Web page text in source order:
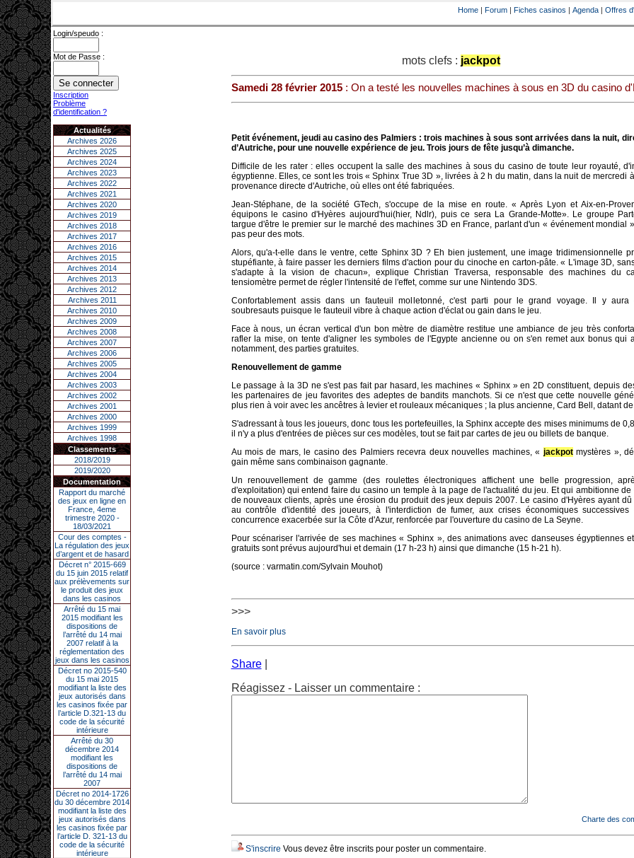
Home | Forum | Fiches casinos | Agenda | Offres
Login/speudo :
Mot de Passe :
Inscription
Problème
d'identification ?
Actualités
Archives 2026
Archives 2025
Archives 2024
Archives 2023
Archives 2022
Archives 2021
Archives 2020
Archives 2019
Archives 2018
Archives 2017
Archives 2016
Archives 2015
Archives 2014
Archives 2013
Archives 2012
Archives 2011
Archives 2010
Archives 2009
Archives 2008
Archives 2007
Archives 2006
Archives 2005
Archives 2004
Archives 2003
Archives 2002
Archives 2001
Archives 2000
Archives 1999
Archives 1998
Classements
2018/2019
2019/2020
Documentation
Rapport du marché
des jeux en ligne en
France, 4eme
trimestre 2020 -
18/03/2021
Cour des comptes -
La régulation des jeux
d’argent et de hasard
Décret n° 2015-669
du 15 juin 2015 relatif
aux prélèvements sur
le produit des jeux
dans les casinos
Arrêté du 15 mai
2015 modifiant les
dispositions de
l’arrêté du 14 mai
2007 relatif à la
réglementation des
jeux dans les casinos
Décret no 2015-540
du 15 mai 2015
modifiant la liste des
jeux autorisés dans
les casinos fixée par
l’article D.321-13 du
code de la sécurité
intérieure
Arrêté du 30
décembre 2014
modifiant les
dispositions de
l’arrêté du 14 mai
2007
Décret no 2014-1726
du 30 décembre 2014
modifiant la liste des
jeux autorisés dans
les casinos fixée par
l’article D. 321-13 du
code de la sécurité
intérieure
mots clefs : jackpot
Samedi 28 février 2015: On a testé les nouvelles machines à sous en 3D du casino
Petit événement, jeudi au casino des Palmiers : trois machines à sous sont arrivées dans la nuit,
d’Autriche, pour une nouvelle expérience de jeu. Trois jours de fête jusqu’à dimanche.
Difficile de les rater : elles occupent la salle des machines à sous du casino de toute leur royauté,
égyptienne. Elles, ce sont les trois « Sphinx True 3D », livrées à 2 h du matin, dans la nuit de mercredi
provenance directe d'Autriche, où elles ont été fabriquées.
Jean-Stéphane, de la société GTech, s'occupe de la mise en route. « Après Lyon et Aix-en-
équipons le casino d'Hyères aujourd'hui(hier, Ndlr), puis ce sera La Grande-Motte». Le groupe
targue d'être le premier sur le marché des machines 3D en France, parlant d'un « événement mondial
pas peur des mots.
Alors, qu'a-t-elle dans le ventre, cette Sphinx 3D ? Eh bien justement, une image tridimensionnelle
stupéfiante, à faire passer les derniers films d'action pour du cinoche en carton-pâte. « L'image 3D,
s'adapte à la vision de chacun», explique Christian Traversa, responsable des machines du
tensiomètre permet de régler l'intensité de l'effet, comme sur une Nintendo 3DS.
Confortablement assis dans un fauteuil molletonné, c'est parti pour le grand voyage. Il y aura
soubresauts puisque le fauteuil vibre à chaque action d'éclat ou gain dans le jeu.
Face à nous, un écran vertical d'un bon mètre de diamètre restitue une ambiance de jeu très
rafler la mise, on tente d'aligner les symboles de l'Egypte ancienne ou on s'en remet aux bonus qui
notamment, des parties gratuites.
Renouvellement de gamme
Le passage à la 3D ne s'est pas fait par hasard, les machines « Sphinx » en 2D constituent, depuis
les partenaires de jeu favorites des adeptes de bandits manchots. Si ce n'est que cette nouvelle
plus rien à voir avec les ancêtres à levier et rouleaux mécaniques ; la plus ancienne, Card Bell, datant
S'adressant à tous les joueurs, donc tous les portefeuilles, la Sphinx accepte des mises minimums de
il n'y a plus d'entrées de pièces sur ces modèles, tout se fait par cartes de jeu ou billets de banque.
Au mois de mars, le casino des Palmiers recevra deux nouvelles machines, « jackpotmystères »,
gain même sans combinaison gagnante.
Un renouvellement de gamme (des roulettes électroniques affichent une belle progression,
d'exploitation) qui entend faire du casino un temple à la page de l'actualité du jeu. Et qui ambitionne de
de nouveaux clients, après une érosion du produit des jeux depuis 2007. Le casino d'Hyères ayant dû
au contrôle d'identité des joueurs, à l'interdiction de fumer, aux crises économiques
concurrence exacerbée sur la Côte d'Azur, renforcée par l'ouverture du casino de La Seyne.
Pour scénariser l'arrivée de ses machines « Sphinx », des animations avec danseuses égyptiennes
gratuits sont prévus aujourd'hui et demain (17 h-23 h) ainsi que dimanche (15 h-21 h).
(source : varmatin.com/Sylvain Mouhot)
>>>
En savoir plus
Share
Réagissez - Laisser un commentaire :
Charte des
S'inscrire Vous devez être inscrits pour poster un commentaire.